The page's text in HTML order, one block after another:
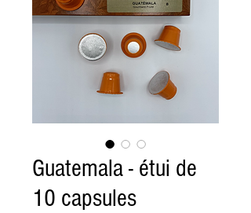
Guatemala - étui de
10 capsules